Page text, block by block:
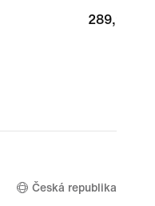
289,99 €
289,99 €
Česká republika